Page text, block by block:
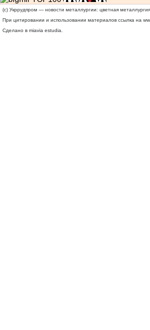
(c) Укррудпром — новости металлургии: цветная
При цитировании и использовании материалов ссылка на
Сделано в miavia estudia.